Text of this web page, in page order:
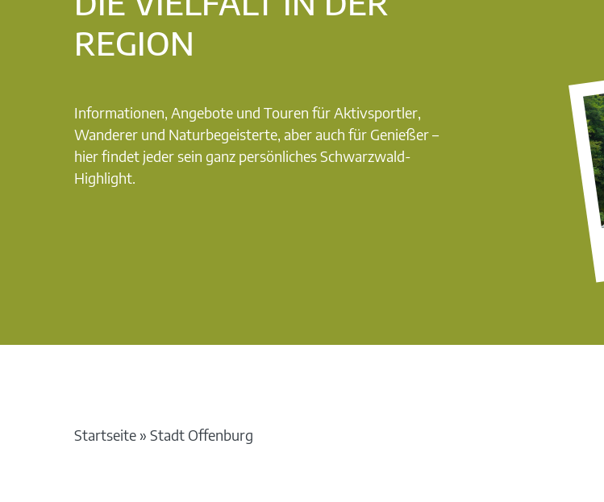
REGION
Informationen, Angebote und Touren für Aktivsportler,
Wanderer und Naturbegeisterte, aber auch für Genießer –
hier findet jeder sein ganz persönliches Schwarzwald-
Highlight.
Startseite» Stadt Offenburg